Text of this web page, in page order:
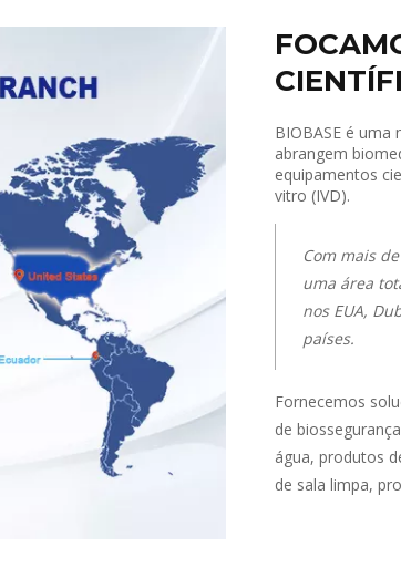
BIOBASE é
abrangem
equipamentos
vitro (IVD).
Com mais
uma área
nos EUA,
países.
Fornecemos
de
água, produtos
de sala limpa,